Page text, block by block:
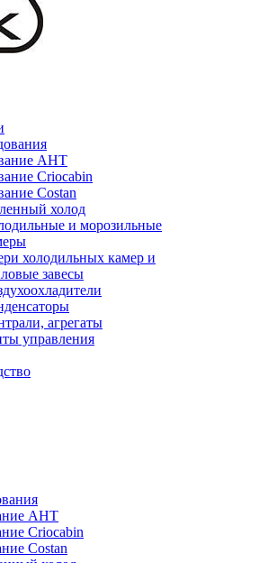
AHT
Criocabin
Costan
холод
и морозильные
холодильных камер и
завесы
агрегаты
управления
AHT
Criocabin
Costan